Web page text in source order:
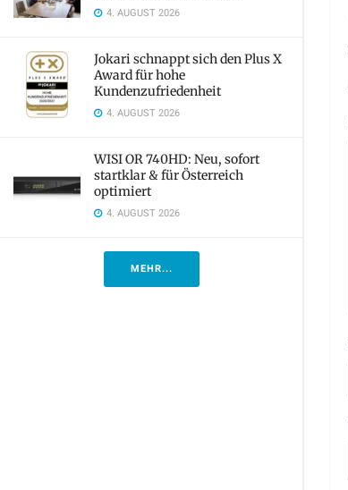
4. AUGUST 2026
Jokari schnappt sich den Plus X
Award für hohe
Kundenzufriedenheit
4. AUGUST 2026
WISI OR 740HD: Neu, sofort
startklar & für Österreich
optimiert
4. AUGUST 2026
MEHR...